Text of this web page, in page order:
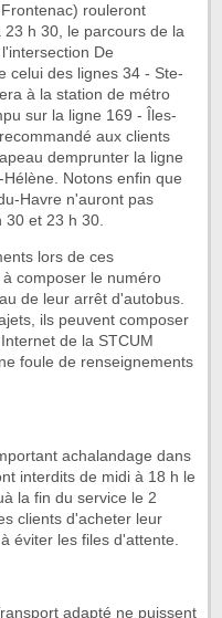
rouleront
h 30, le parcours de la
De
celui des lignes 34 - Ste-
à la station de métro
sur la ligne 169 - Îles-
aux clients
demprunter la ligne
Notons enfin que
Havre n'auront pas
30 et 23 h 30.
lors de ces
composer le numéro
de leur arrêt d'autobus.
ils peuvent composer
de la STCUM
foule de renseignements
achalandage dans
interdits de midi à 18 h le
la fin du service le 2
clients d'acheter leur
éviter les files d'attente.
adapté ne puissent